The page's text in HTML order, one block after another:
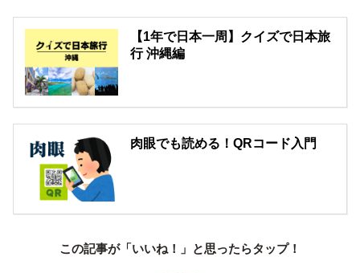
【1年で日本一周】クイズで日本旅
行 沖縄編
肉眼でも読める！QRコード入門
この記事が「いいね！」と思ったらタップ！